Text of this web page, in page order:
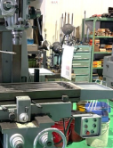
盤